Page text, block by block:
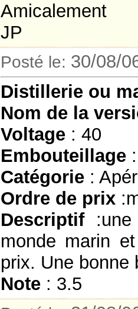
Amicalement
JP
Posté le: 30/08/
Distillerie ou
Nom de la
Voltage : 40
Embouteillage
Catégorie :
Ordre de prix
Descriptif:une
monde marin
prix. Une bonne
Note : 3.5